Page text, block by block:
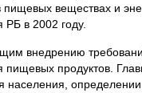
пищевых веществах и
РБ в 2002 году.
внедрению
продуктов.
населения,